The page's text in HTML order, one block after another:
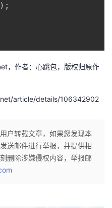
) ;
，作者：心跳包，版权归原作
article/details/106342902
户转载文章，如果您发现本
送邮件进行举报，并提供相
删除涉嫌侵权内容，举报邮